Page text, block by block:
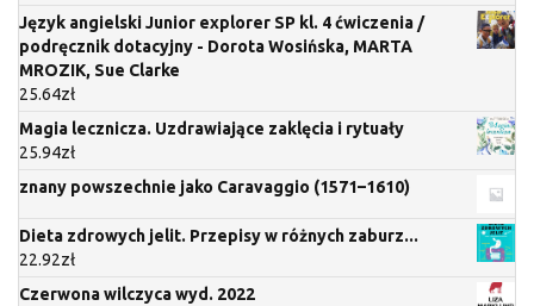
Język angielski Junior explorer SP kl. 4 ćwiczenia /
podręcznik dotacyjny - Dorota Wosińska, MARTA
MROZIK, Sue Clarke
25.64zł
Magia lecznicza. Uzdrawiające zaklęcia i rytuały
25.94zł
znany powszechnie jako Caravaggio (1571–1610)
Dieta zdrowych jelit. Przepisy w różnych zaburz...
22.92zł
Czerwona wilczyca wyd. 2022